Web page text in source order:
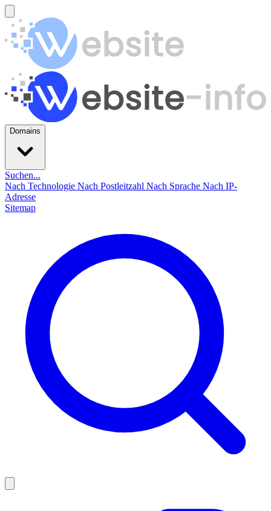
Domains
Suchen...
Nach Technologie Nach Postleitzahl Nach Sprache Nach IP-
Adresse
Sitemap